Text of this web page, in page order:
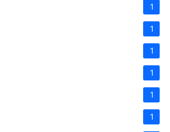
1
1
1
1
1
1